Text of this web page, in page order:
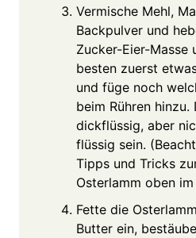
Vermische Mehl,
Backpulver und
Zucker-Eier-Masse
besten zuerst
und füge noch
beim Rühren
dickflüssig, aber
flüssig sein.
Tipps und Tricks
Osterlamm oben
Fette die
Butter ein,